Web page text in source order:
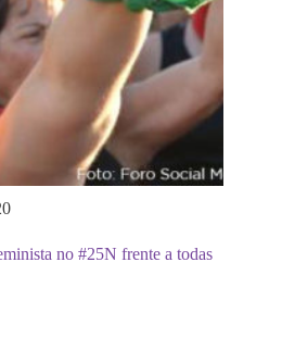
no #25N frente a todas